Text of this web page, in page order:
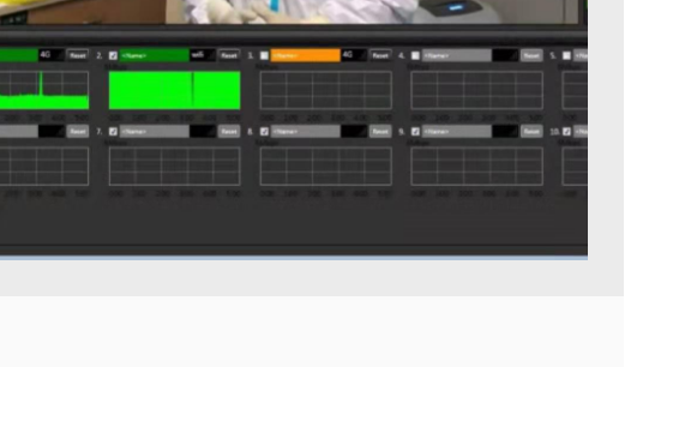
TVU Channel 云播出
TVU Mediahub 云调度
TVU Remote Commentator